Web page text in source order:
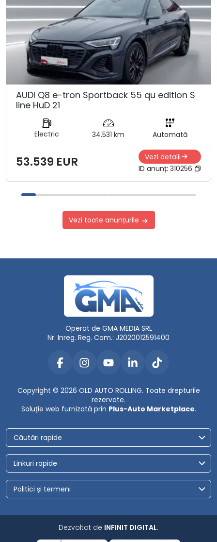
AUDI Q8 e-tron Sportback 55 qu edition S
line HuD 21
Electric 34.531 km Automată
53.539 EUR
Vezi detalii
ID anunț: 310256
Vezi toate anunțurile
Operat de GMA MEDIA SRL
Nr. Inreg. Reg. Com.: J2020012591400
Copyright © 2026 OLD AUTO ROLLING. Toate drepturile
rezervate.
Soluție web furnizată prin Plus-Auto Marketplace.
Căutări rapide
Linkuri rapide
Politici și termeni
Dezvoltat de INFINIT DIGITAL.